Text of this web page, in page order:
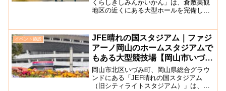
くらしきしみんかいかん」は、倉敷美観
地区の近くにある大型ホールを完備した
ます。館内には、コンサートホールのほ
か会議室・展示室・練習室...
イベント施設
JFE晴れの国スタジアム｜ファジ
アーノ岡山のホームスタジアムで
もある大型競技場【岡山市いづみ
町】
岡山市北区いづみ町、岡山県総合グラウ
ンドにある「JEF晴れの国スタジアム
（旧シティライトスタジアム）」は、国